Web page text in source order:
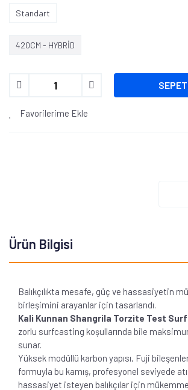
Standart
420CM - HYBRİD
Favorilerime Ekle
Ürün Bilgisi
Balıkçılıkta mesafe, güç ve hassasiyetin
birleşimini arayanlar için tasarlandı.
Kali Kunnan Shangrila Torzite Test Surf
zorlu surfcasting koşullarında bile
sunar.
Yüksek modüllü karbon yapısı, Fuji
formuyla bu kamış, profesyonel seviyede
hassasiyet isteyen balıkçılar için